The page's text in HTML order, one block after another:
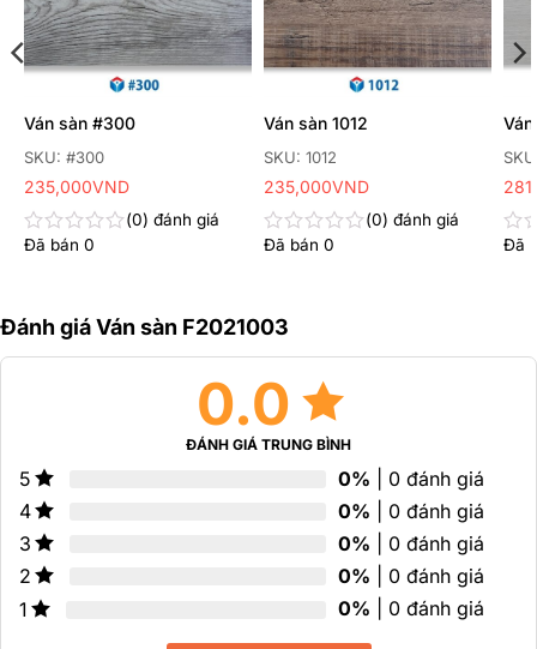
SKU: #300
Ván sàn #300
Được
5
0
đánh giá
Đã bán 0
235,000VND
SKU: 1012
Ván sàn 1012
Được
5
0
đánh giá
Đã bán 0
235,000VND
Đã
Đánh giá Ván sàn F2021003
0.0
ĐÁNH GIÁ TRUNG BÌNH
5 0% | 0 đánh giá
4
0% | 0 đánh giá
3
0% | 0 đánh giá
2
0% | 0 đánh giá
1
0% | 0 đánh giá